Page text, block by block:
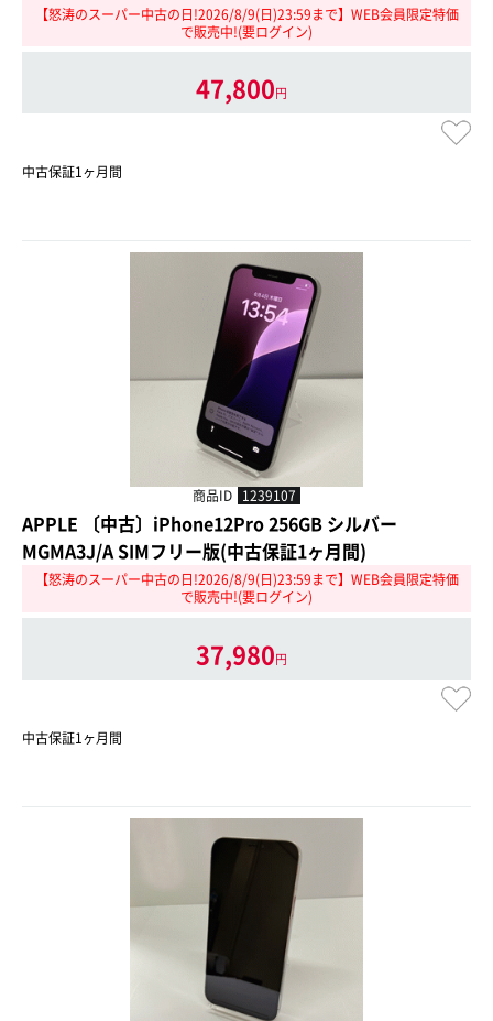
【怒涛のスーパー中古の日!2026/8/9(日)23:59まで】WEB会員限定特価
で販売中!(要ログイン)
47,800円
中古保証1ヶ月間
商品ID 1239107
APPLE 〔中古〕iPhone12Pro 256GB シルバー
MGMA3J/A SIMフリー版(中古保証1ヶ月間)
【怒涛のスーパー中古の日!2026/8/9(日)23:59まで】WEB会員限定特価
で販売中!(要ログイン)
37,980円
中古保証1ヶ月間